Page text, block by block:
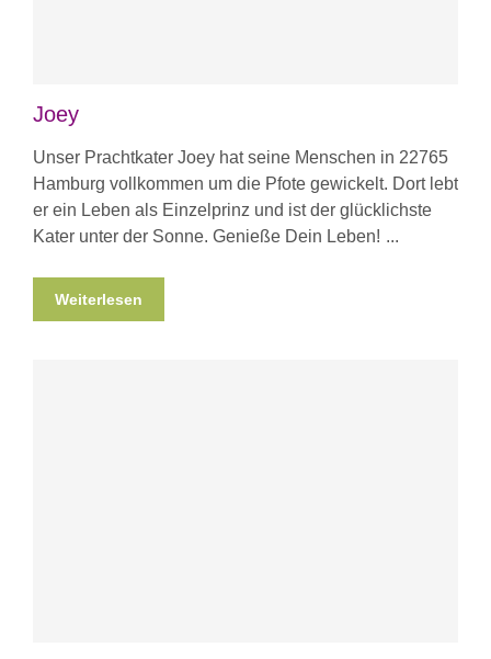
Joey
Unser Prachtkater Joey hat seine Menschen in 22765
Hamburg vollkommen um die Pfote gewickelt. Dort lebt
er ein Leben als Einzelprinz und ist der glücklichste
Kater unter der Sonne. Genieße Dein Leben!
Weiterlesen